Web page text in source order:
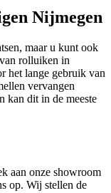
Nijmegen
maar u kunt ook
van rolluiken in
het lange gebruik van
vervangen
kan dit in de meeste
aan onze showroom
op. Wij stellen de